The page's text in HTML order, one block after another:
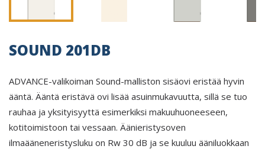
SOUND 201DB
ADVANCE-valikoiman Sound-malliston sisäovi eristää hyvin
ääntä. Ääntä eristävä ovi lisää asuinmukavuutta, sillä se tuo
rauhaa ja yksityisyyttä esimerkiksi makuuhuoneeseen,
kotitoimistoon tai vessaan. Äänieristysoven
ilmaääneneristysluku on Rw 30 dB ja se kuuluu ääniluokkaan